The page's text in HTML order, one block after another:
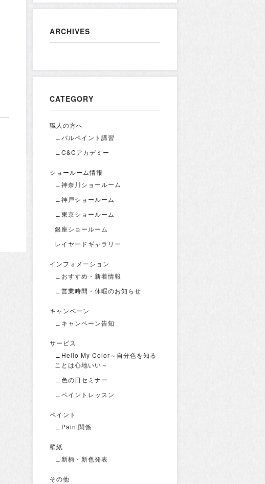
ARCHIVES
CATEGORY
職人の方へ
∟バルペイント講習
∟C&Cアカデミー
ショールーム情報
∟神奈川ショールーム
∟神戸ショールーム
∟東京ショールーム
銀座ショールーム
レイヤードギャラリー
インフォメーション
∟おすすめ・新着情報
∟営業時間・休暇のお知らせ
キャンペーン
∟キャンペーン告知
サービス
∟Hello My Color～自分色を知る
ことは心地いい～
∟色の日セミナー
∟ペイントレッスン
ペイント
∟Paint関係
壁紙
∟新柄・新色発表
その他